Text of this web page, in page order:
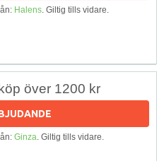
Halens. Giltig tills vidare.
över 1200 kr
Ginza. Giltig tills vidare.